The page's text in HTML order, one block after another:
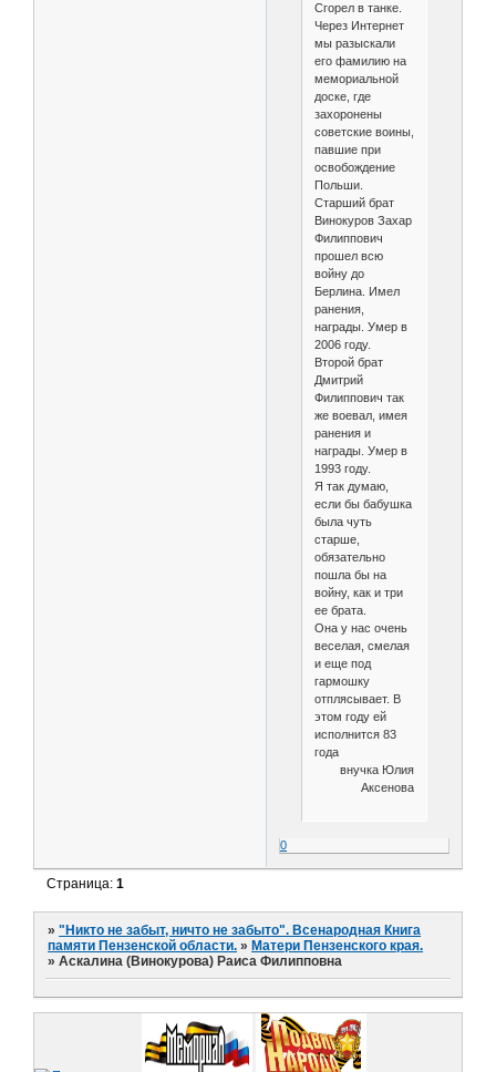
Сгорел в танке.
Через Интернет
мы разыскали
его фамилию на
мемориальной
доске, где
захоронены
советские воины,
павшие при
освобождение
Польши.
Старший брат
Винокуров Захар
Филиппович
прошел всю
войну до
Берлина. Имел
ранения,
награды. Умер в
2006 году.
Второй брат
Дмитрий
Филиппович так
же воевал, имея
ранения и
награды. Умер в
1993 году.
Я так думаю,
если бы бабушка
была чуть
старше,
обязательно
пошла бы на
войну, как и три
ее брата.
Она у нас очень
веселая, смелая
и еще под
гармошку
отплясывает. В
этом году ей
исполнится 83
года
внучка Юлия
Аксенова
0
Страница:1
»"Никто не забыт, ничто не забыто". Всенародная Книга
памяти Пензенской области. » Матери Пензенского края.
»Аскалина (Винокурова) Раиса Филипповна